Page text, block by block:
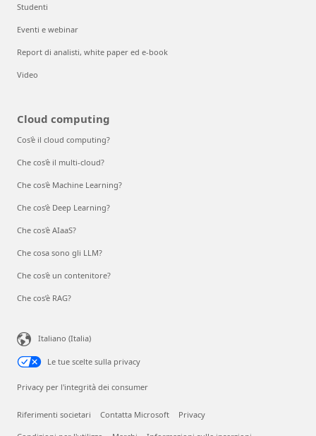
Studenti
Eventi e webinar
Report di analisti, white paper ed e-book
Video
Cloud computing
Cos'è il cloud computing?
Che cos'è il multi-cloud?
Che cos'è Machine Learning?
Che cos’è Deep Learning?
Che cos'è AIaaS?
Che cosa sono gli LLM?
Che cos'è un contenitore?
Che cos’è RAG?
Italiano (Italia)
Le tue scelte sulla privacy
Privacy per l'integrità dei consumer
Riferimenti societari Contatta Microsoft Privacy